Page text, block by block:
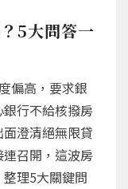
5大問答一
偏高，要求銀
行不給核撥房
澄清絕無限貸
召開，這波房
理5大關鍵問